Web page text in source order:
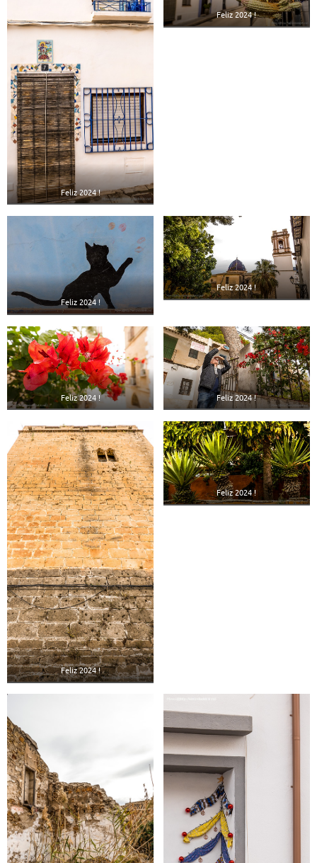
Feliz 2024 !
Feliz 2024 !
Feliz 2024 !
Feliz 2024 !
Feliz 2024 ! Feliz 2024 !
Feliz 2024 !
Feliz 2024 !